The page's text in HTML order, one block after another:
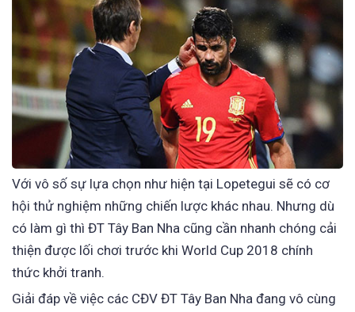
Với vô số sự lựa chọn như hiện tại Lopetegui sẽ có cơ
hội thử nghiệm những chiến lược khác nhau. Nhưng dù
có làm gì thì ĐT Tây Ban Nha cũng cần nhanh chóng cải
thiện được lối chơi trước khi World Cup 2018 chính
thức khởi tranh.
Giải đáp về việc các CĐV ĐT Tây Ban Nha đang vô cùng